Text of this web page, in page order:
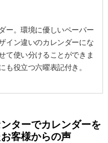
ー。環境に優しいペーパー
イン違いのカレンダーにな
て使い分けることができま
も役立つ六曜表記付き。
ターでカレンダーを
客様からの声